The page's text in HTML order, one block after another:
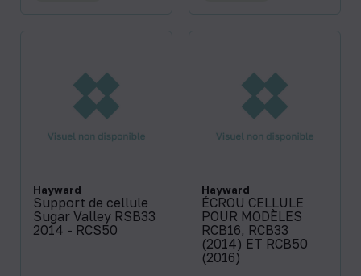
Hayward
Support de cellule
Sugar Valley RSB33
2014 - RCS50
Hayward
ÉCROU CELLULE
POUR MODÈLES
RCB16, RCB33
(2014) ET RCB50
(2016)